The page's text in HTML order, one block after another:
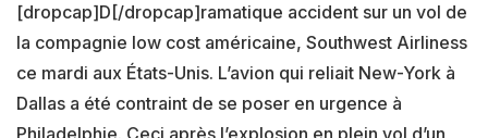
[dropcap]D[/dropcap]ramatique accident sur un vol de
la compagnie low cost américaine, Southwest Airliness
ce mardi aux États-Unis. L’avion qui reliait New-York à
Dallas a été contraint de se poser en urgence à
Philadelphie. Ceci après l’explosion en plein vol d’un